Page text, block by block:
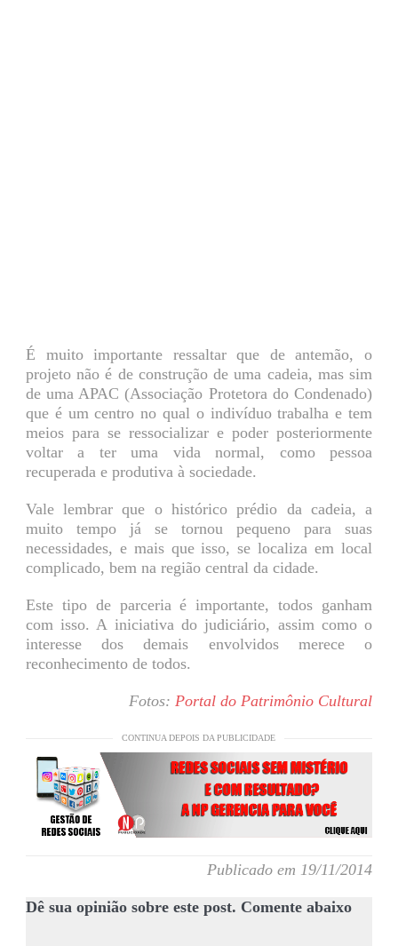
É muito importante ressaltar que de antemão, o
projeto não é de construção de uma cadeia, mas sim
de uma APAC (Associação Protetora do Condenado)
que é um centro no qual o indivíduo trabalha e tem
meios para se ressocializar e poder posteriormente
voltar a ter uma vida normal, como pessoa
recuperada e produtiva à sociedade.
Vale lembrar que o histórico prédio da cadeia, a
muito tempo já se tornou pequeno para suas
necessidades, e mais que isso, se localiza em local
complicado, bem na região central da cidade.
Este tipo de parceria é importante, todos ganham
com isso. A iniciativa do judiciário, assim como o
interesse dos demais envolvidos merece o
reconhecimento de todos.
Fotos: Portal do Patrimônio Cultural
CONTINUA DEPOIS DA PUBLICIDADE
Publicado em 19/11/2014
Dê sua opinião sobre este post. Comente abaixo